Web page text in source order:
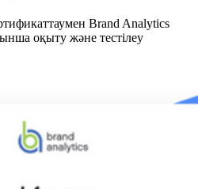
Brand Analytics
оқыту және тестілеу